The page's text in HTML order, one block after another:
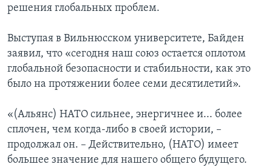
решения глобальных проблем.
Выступая в Вильнюсском университете, Байден
заявил, что «сегодня наш союз остается оплотом
глобальной безопасности и стабильности, как это
было на протяжении более семи десятилетий».
«(Альянс) НАТО сильнее, энергичнее и... более
сплочен, чем когда-либо в своей истории, –
продолжал он. – Действительно, (НАТО) имеет
большее значение для нашего общего будущего.